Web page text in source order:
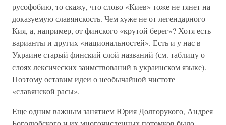
русофобию, то скажу, что слово «Киев» тоже не тянет на
доказуемую славянскость. Чем хуже не от легендарного
Кия, а, например, от финского «крутой берег»? Хотя есть
варианты и других «национальностей». Есть и у нас в
Украине старый финский слой названий (см. таблицу о
слоях лексических заимствований в украинском языке).
Поэтому оставим идеи о необычайной чистоте
«славянской расы».
Еще одним важным занятием Юрия Долгорукого, Андрея